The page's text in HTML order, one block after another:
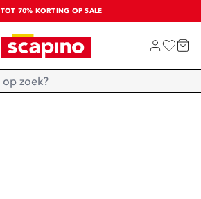
TOT 70% KORTING OP SALE
SALE: LAATSTE KANS!
SHOP NIEUW
Home